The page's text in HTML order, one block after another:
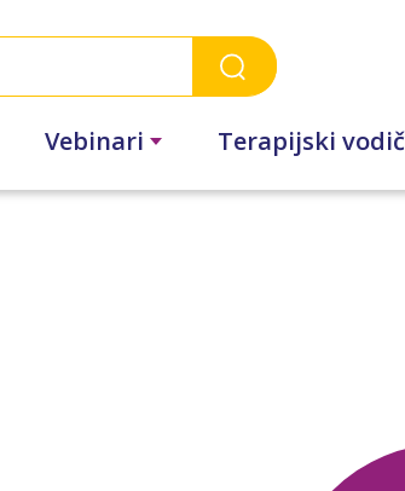
Vebinari Terapijski